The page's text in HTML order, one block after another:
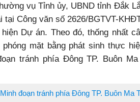
vụ Tỉnh ủy, UBND tỉnh Đắk
Công văn số 2626/BGTVT-
Dự án. Theo đó, thống nhất
mặt bằng phát sinh thực
tránh phía Đông TP. Buôn Ma